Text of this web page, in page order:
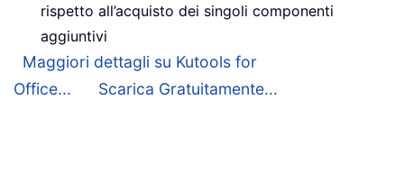
rispetto all’acquisto dei singoli componenti
aggiuntivi
Maggiori dettagli su Kutools for
Office...
Scarica Gratuitamente...